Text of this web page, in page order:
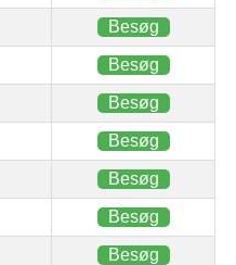
Besøg
Besøg
Besøg
Besøg
Besøg
Besøg
Besøg